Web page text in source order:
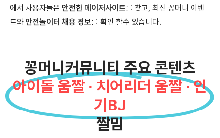
에서 사용자들은 안전한 메이저사이트를 찾고, 최신 꽁머니 이벤
트와 안전놀이터 채용 정보를 확인 할수 있습니다.
꽁머니커뮤니티 주요 콘텐츠
아이돌 움짤 · 치어리더 움짤 · 인
기BJ
짤밈